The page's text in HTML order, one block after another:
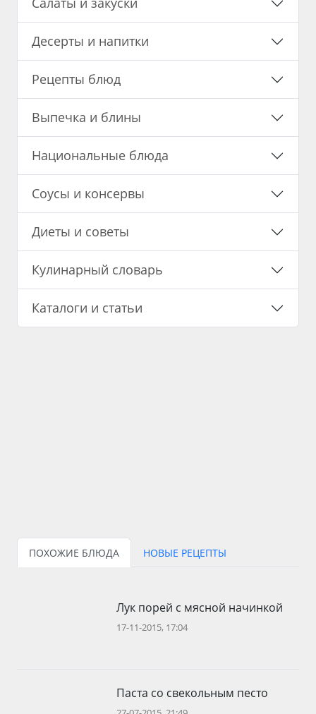
Десерты и напитки
Рецепты блюд
Выпечка и блины
Национальные блюда
Соусы и консервы
Диеты и советы
Кулинарный словарь
Каталоги и статьи
ПОХОЖИЕ БЛЮДА НОВЫЕ РЕЦЕПТЫ
Лук порей с мясной начинкой
17-11-2015, 17:04
Паста со свекольным песто